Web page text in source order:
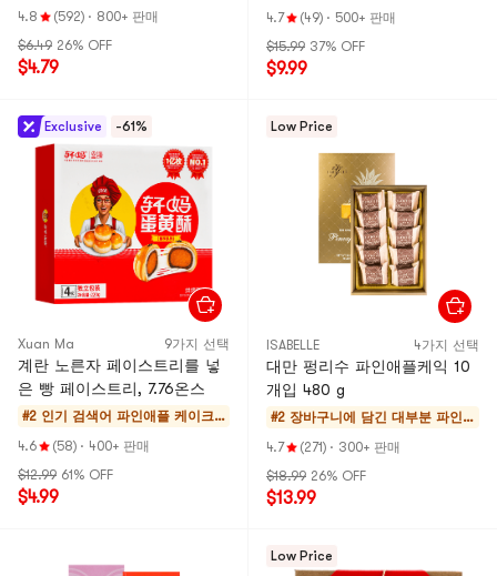
4.8 (592) · 800+ 판매
$6.49 26% OFF
$4.79
4.7 (49) · 500+ 판매
$15.99 37% OFF
$9.99
Exclusive -61%
Xuan Ma 9가지 선택
계란 노른자 페이스트리를 넣
은 빵 페이스트리, 7.76온스
#2 인기 검색어 파인애플 케이크
& 모찌
4.6 (58) · 400+ 판매
$12.99 61% OFF
$4.99
Low Price
ISABELLE 4가지 선택
대만 펑리수 파인애플케익 10
개입 480 g
#2 장바구니에 담긴 대부분 파인
4.7 (271) · 300+ 판매
$18.99 26% OFF
$13.99
Low Price